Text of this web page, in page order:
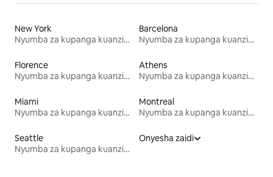
New York
Nyumba za kupanga kuanzia mwezi mmoja
Barcelona
Nyumba za kupanga kuanzia mwezi mmoja
Florence
Nyumba za kupanga kuanzia mwezi mmoja
Athens
Nyumba za kupanga kuanzia mwezi mmoja
Miami
Nyumba za kupanga kuanzia mwezi mmoja
Montreal
Nyumba za kupanga kuanzia mwezi mmoja
Seattle
Nyumba za kupanga kuanzia mwezi mmoja
Onyesha zaidi